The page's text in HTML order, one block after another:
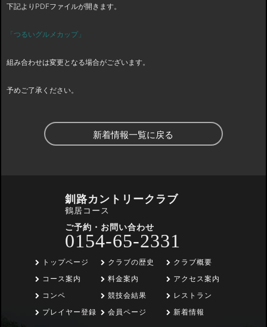
下記よりPDFファイルが開きます。
「つるいグルメカップ」
組み合わせは変更となる場合がございます。
予めご了承ください。
新着情報一覧に戻る
釧路カントリークラブ
鶴居コース
ご予約・お問い合わせ
0154-65-2331
トップページ
コース案内
コンペ
プレイヤー登録
クラブの歴史
料金案内
競技会結果
会員ページ
クラブ概要
アクセス案内
レストラン
新着情報